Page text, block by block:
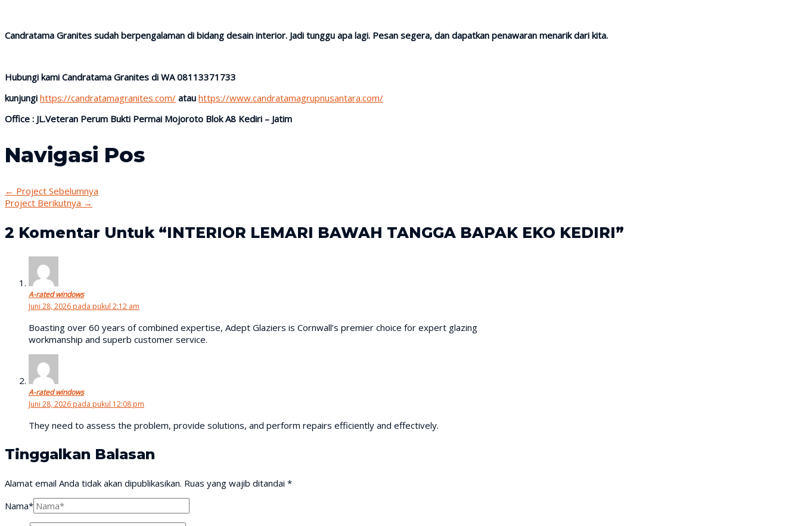
Candratama Granites sudah berpengalaman di bidang desain interior. Jadi tunggu apa lagi. Pesan segera, dan dapatkan penawaran menarik dari kita.
Hubungi kami Candratama Granites di WA 08113371733
kunjungi https://candratamagranites.com/ atau https://www.candratamagrupnusantara.com/
Office : JL.Veteran Perum Bukti Permai Mojoroto Blok A8 Kediri – Jatim
Navigasi Pos
← Project Sebelumnya
Project Berikutnya →
2 Komentar Untuk “INTERIOR LEMARI BAWAH TANGGA BAPAK EKO KEDIRI”
A-rated windows
Juni 28, 2026 pada pukul 2:12 am
Boasting over 60 years of combined expertise, Adept Glaziers is Cornwall’s premier choice for expert glazing
workmanship and superb customer service.
A-rated windows
Juni 28, 2026 pada pukul 12:08 pm
They need to assess the problem, provide solutions, and perform repairs efficiently and effectively.
Tinggalkan Balasan
Alamat email Anda tidak akan dipublikasikan. Ruas yang wajib ditandai *
Nama*